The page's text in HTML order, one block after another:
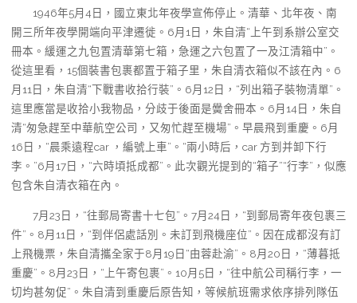
1946年5月4日，國立東北年夜學宣佈停止。清華、北年夜、南
開三所年夜學開端向平津遷徙。6月1日，朱自清“上午到系辦公室交
冊本。緩運之九包置清華第七箱，急運之六包置了一及江清箱中”。
從這里看，15個裝書包裹都置于箱子里，朱自清衣箱似不該在內。6
月11日，朱自清“下戰書收拾行裝”。6月12日，“列出箱子裝物清單”。
這里應當是收拾小我物品，分歧于後面是黌舍冊本。6月14日，朱自
清“匆急趕至中華航空公司，又匆忙趕至機場”。早晨飛到重慶。6月
16日，“晨乘遠程car ，編號上車”。“兩小時后，car 方到并卸下行
李。”6月17日，“六時頃抵成都”。此次觀光提到的“箱子”“行李”，似應
包含朱自清衣箱在內。
7月23日，“往郵局寄書十七包”。7月24日，“到郵局寄年夜包裹三
件”。8月11日，“到伴侶處話別。未訂到飛機座位”。因在成都沒有訂
上飛機票，朱自清攜全家于8月19日“由蓉赴渝”。8月20日，“薄暮抵
重慶”。8月23日，“上午寄包裹”。10月5日，“往中航公司稱行李，一
切均甚匆促”。朱自清到重慶后原告知，等候航班需求依序排列隊伍